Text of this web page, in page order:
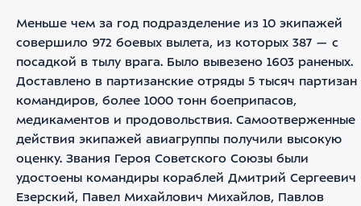
Меньше чем за год подразделение из 10 экипажей
совершило 972 боевых вылета, из которых 387 — с
посадкой в тылу врага. Было вывезено 1603 раненых.
Доставлено в партизанские отряды 5 тысяч партизан
командиров, более 1000 тонн боеприпасов,
медикаментов и продовольствия. Самоотверженные
действия экипажей авиагруппы получили высокую
оценку. Звания Героя Советского Союзы были
удостоены командиры кораблей Дмитрий Сергеевич
Езерский, Павел Михайлович Михайлов, Павлов